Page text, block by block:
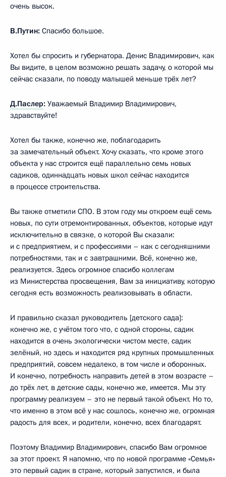
очень высок.
В.Путин: Спасибо большое.
Хотел бы спросить и губернатора. Денис Владимирович, как
Вы видите, в целом возможно решать задачу, о которой мы
сейчас сказали, по поводу малышей меньше трёх лет?
Д.Паслер: Уважаемый Владимир Владимирович,
здравствуйте!
Хотел бы также, конечно же, поблагодарить
за замечательный объект. Хочу сказать, что кроме этого
объекта у нас строится ещё параллельно семь новых
садиков, одиннадцать новых школ сейчас находится
в процессе строительства.
Вы также отметили СПО. В этом году мы откроем ещё семь
новых, по сути отремонтированных, объектов, которые идут
исключительно в связке, о которой Вы сказали:
и с предприятием, и с профессиями – как с сегодняшними
потребностями, так и с завтрашними. Всё, конечно же,
реализуется. Здесь огромное спасибо коллегам
из Министерства просвещения, Вам за инициативу, которую
сегодня есть возможность реализовывать в области.
И правильно сказал руководитель [детского сада]:
конечно же, с учётом того что, с одной стороны, садик
находится в очень экологически чистом месте, садик
зелёный, но здесь и находится ряд крупных промышленных
предприятий, совсем недалеко, в том числе и оборонных.
И конечно, потребность направить детей в этом возрасте –
до трёх лет, в детские сады, конечно же, имеется. Мы эту
программу реализуем – это не первый такой объект. Но то,
что именно в этом всё у нас сошлось, конечно же, огромная
радость для всех, и родители, конечно, всех благодарят.
Поэтому Владимир Владимирович, спасибо Вам огромное
за этот проект. Я напомню, что по новой программе «Семья»
это первый садик в стране, который запустился, и была